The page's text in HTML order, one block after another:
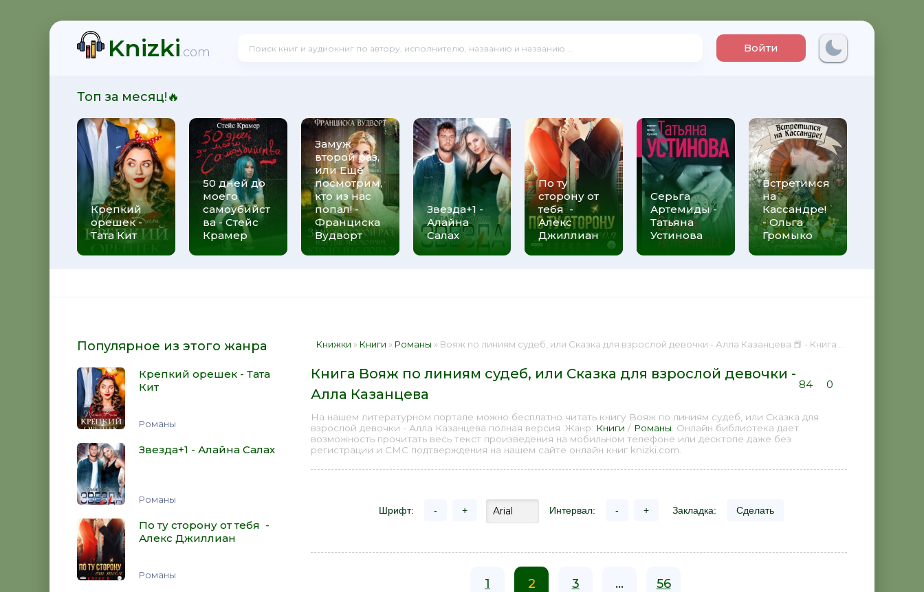
Knizki.com Войти
Топ за месяц!🔥
Крепкий
орешек -
Тата Кит
50 дней до
моего
самоубийст
ва - Стейс
Крамер
Замуж
второй раз,
или Ещё
посмотрим,
кто из нас
попал! -
Франциска
Вудворт
Звезда+1 -
Алайна
Салах
По ту
сторону от
тебя -
Алекс
Джиллиан
Серьга
Артемиды -
Татьяна
Устинова
Встретимся
на
Кассандре!
- Ольга
Громыко
Популярное из этого жанра
Крепкий орешек - Тата
Кит
Романы
Звезда+1 - Алайна Салах
Романы
По ту сторону от тебя -
Алекс Джиллиан
Романы
Книжки » Книги » Романы » Вояж по линиям судеб, или Сказка для взрослой девочки - Алла Казанцева 📕 - Книга онлайн бесплатно
Книга Вояж по линиям судеб, или Сказка для взрослой девочки -
Алла Казанцева
84 0
На нашем литературном портале можно бесплатно читать книгу Вояж по линиям судеб, или Сказка для
взрослой девочки - Алла Казанцева полная версия. Жанр: Книги / Романы . Онлайн библиотека дает
возможность прочитать весь текст произведения на мобильном телефоне или десктопе даже без
регистрации и СМС подтверждения на нашем сайте онлайн книг knizki.com.
Шрифт: - + Интервал: - + Закладка: Сделать
1 2 3 ... 56
Джиллиан